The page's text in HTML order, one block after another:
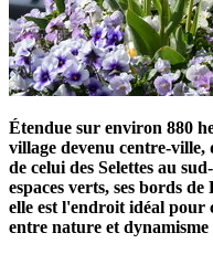
Présentation
Étendue sur environ 880
village devenu centre-
de celui des Selettes au
espaces verts, ses bords
elle est l'endroit idéal
entre nature et